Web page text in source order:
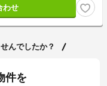
わせ
んでしたか？
件を